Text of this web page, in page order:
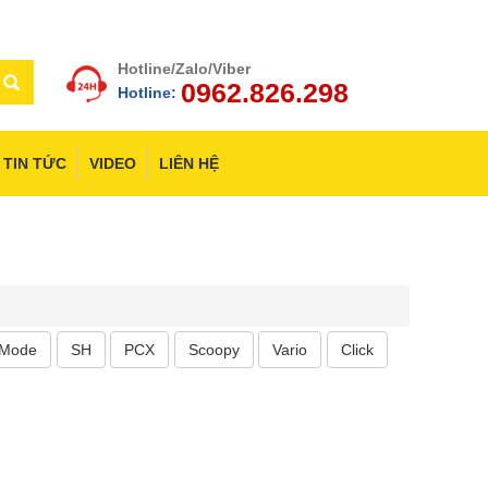
Hotline/Zalo/Viber
Hotline: 0962.826.298
TIN TỨC VIDEO LIÊN HỆ
SH PCX Scoopy Vario Click